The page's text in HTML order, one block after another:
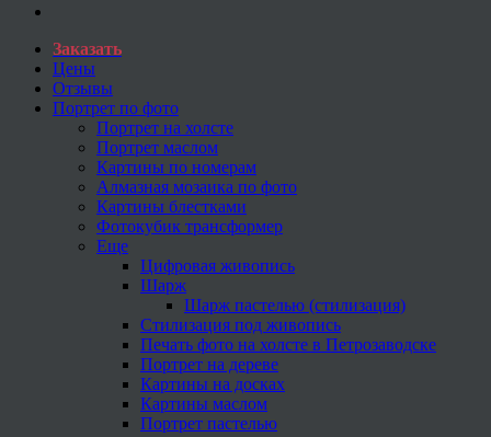
Заказать
Цены
Отзывы
Портрет по фото
Портрет на холсте
Портрет маслом
Картины по номерам
Алмазная мозаика по фото
Картины блестками
Фотокубик трансформер
Еще
Цифровая живопись
Шарж
Шарж пастелью (стилизация)
Стилизация под живопись
Печать фото на холсте в Петрозаводске
Портрет на дереве
Картины на досках
Картины маслом
Портрет пастелью